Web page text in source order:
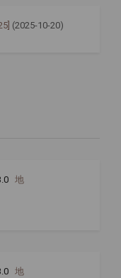
(2025-10-20)
地
地